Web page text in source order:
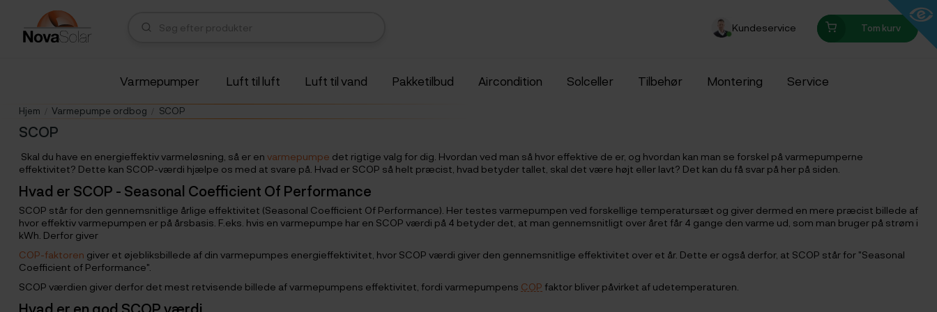
Kundeservice Tom kurv
Varmepumper Luft til luft Luft til vand Pakketilbud Aircondition Solceller Tilbehør Montering Service
Hjem Varmepumpe ordbog SCOP
SCOP
Skal du have en energieffektiv varmeløsning, så er en varmepumpe det rigtige valg for dig. Hvordan ved man så hvor effektive de er, og hvordan kan man se forskel på varmepumperne
effektivitet? Dette kan SCOP-værdi hjælpe os med at svare på. Hvad er SCOP så helt præcist, hvad betyder tallet, skal det være højt eller lavt? Det kan du få svar på her på siden.
Hvad er SCOP - Seasonal Coefficient Of Performance
SCOP står for den gennemsnitlige årlige effektivitet (Seasonal Coefficient Of Performance). Her testes varmepumpen ved forskellige temperatursæt og giver dermed en mere præcist billede af
hvor effektiv varmepumpen er på årsbasis. F.eks. hvis en varmepumpe har en SCOP værdi på 4 betyder det, at man gennemsnitligt over året får 4 gange den varme ud, som man bruger på strøm i
kWh. Derfor giver
COP-faktoren giver et øjebliksbillede af din varmepumpes energieffektivitet, hvor SCOP værdi giver den gennemsnitlige effektivitet over et år. Dette er også derfor, at SCOP står for "Seasonal
Coefficient of Performance".
SCOP værdien giver derfor det mest retvisende billede af varmepumpens effektivitet, fordi varmepumpens COP faktor bliver påvirket af udetemperaturen.